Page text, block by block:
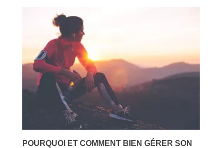
POURQUOI ET COMMENT BIEN GÉRER SON